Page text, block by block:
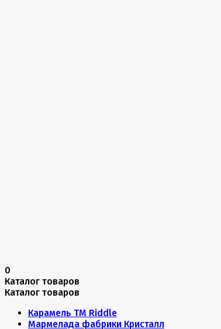
0
Каталог товаров
Каталог товаров
Карамель ТМ Riddle
Мармелада фабрики Кристалл